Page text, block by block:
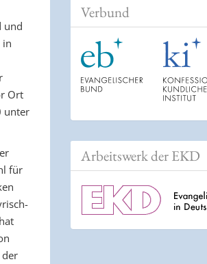
und
in
Ort
unter
für
der
Verbund
Arbeitswerk der EKD